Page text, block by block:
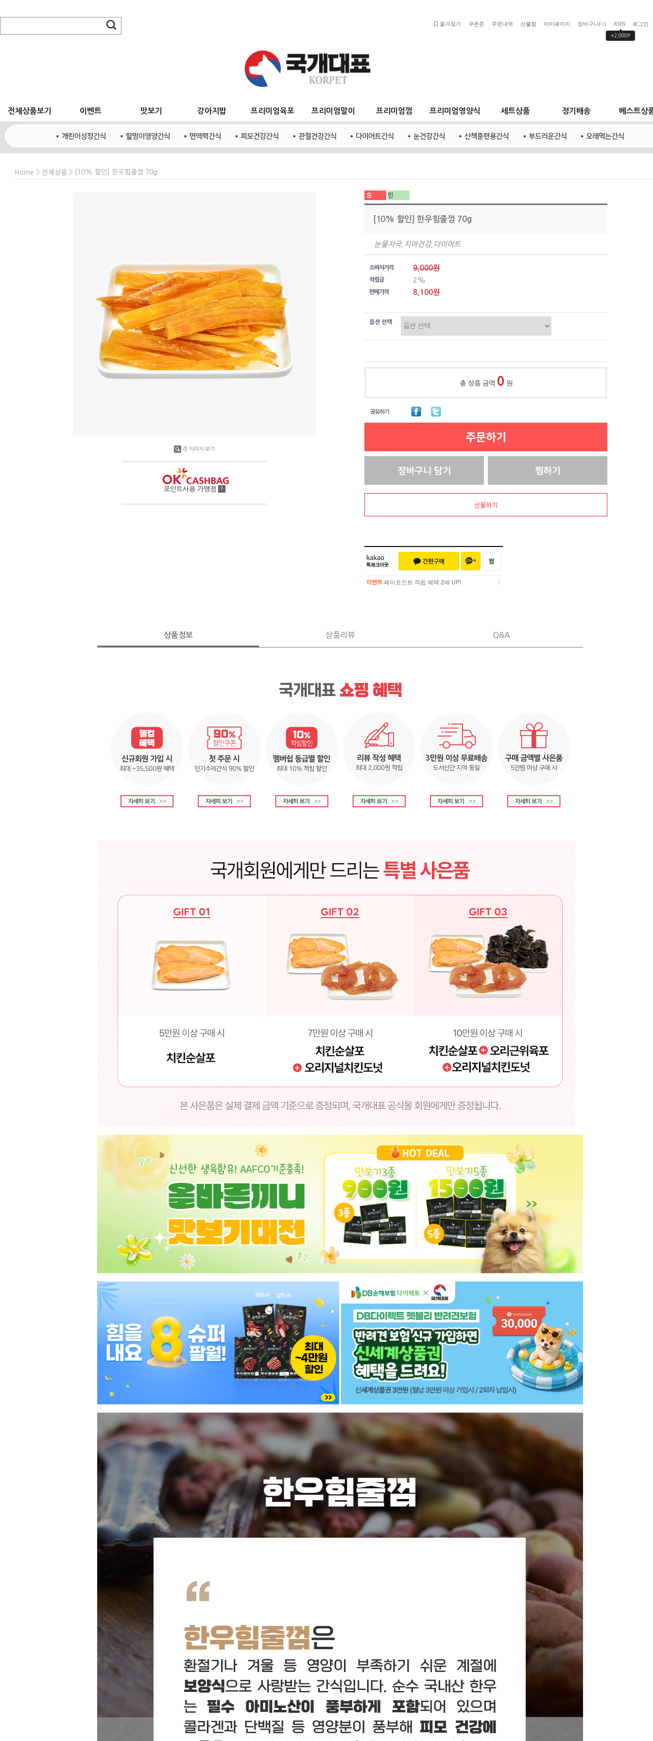
로그인
JOIN
+2,000P
장바구니(0)
마이페이지
선물함
주문내역
쿠폰존
즐겨찾기
전체상품보기 이벤트 맛보기 강아지밥 프리미엄육포 프리미엄말이 프리미엄껌 프리미엄영양식 세트상품 정기배송 베스트상
Home > 전체상품 > [10% 할인] 한우힘줄껌 70g
큰 이미지 보기
포인트사용 가맹점 ?
[10% 할인] 한우힘줄껌 70g
눈물자국,치아건강,다이어트
소비자가격 9,000원
적립금 2%
판매가격 8,100원
옵션 선택
총 상품 금액 0 원
선물하기
이벤트 페이포인트 적립 혜택 2배 UP!
상품정보 상품리뷰 Q&A